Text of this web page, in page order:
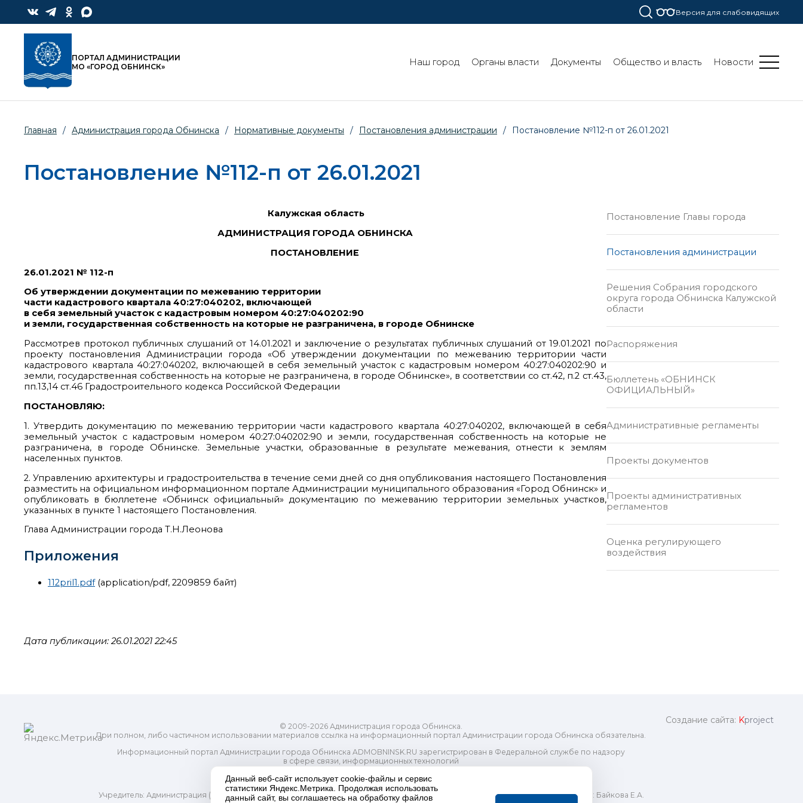
Версия для слабовидящих
ПОРТАЛ АДМИНИСТРАЦИИ
МО «ГОРОД ОБНИНСК»
Наш город Органы власти Документы Общество и власть Новости
Главная / Администрация города Обнинска / Нормативные документы / Постановления администрации / Постановление №112-п от 26.01.2021
Постановление №112-п от 26.01.2021
Калужская область
АДМИНИСТРАЦИЯ ГОРОДА ОБНИНСКА
ПОСТАНОВЛЕНИЕ
26.01.2021 № 112-п
Об утверждении документации по межеванию территории
части кадастрового квартала 40:27:040202, включающей
в себя земельный участок с кадастровым номером 40:27:040202:90
и земли, государственная собственность на которые не разграничена, в городе Обнинске
Рассмотрев протокол публичных слушаний от 14.01.2021 и заключение о результатах публичных слушаний от 19.01.2021 по
проекту постановления Администрации города «Об утверждении документации по межеванию территории части
кадастрового квартала 40:27:040202, включающей в себя земельный участок с кадастровым номером 40:27:040202:90 и
земли, государственная собственность на которые не разграничена, в городе Обнинске», в соответствии со ст.42, п.2 ст.43,
пп.13,14 ст.46 Градостроительного кодекса Российской Федерации
ПОСТАНОВЛЯЮ:
1. Утвердить документацию по межеванию территории части кадастрового квартала 40:27:040202, включающей в себя
земельный участок с кадастровым номером 40:27:040202:90 и земли, государственная собственность на которые не
разграничена, в городе Обнинске. Земельные участки, образованные в результате межевания, отнести к землям
населенных пунктов.
2. Управлению архитектуры и градостроительства в течение семи дней со дня опубликования настоящего Постановления
разместить на официальном информационном портале Администрации муниципального образования «Город Обнинск» и
опубликовать в бюллетене «Обнинск официальный» документацию по межеванию территории земельных участков,
указанных в пункте 1 настоящего Постановления.
Глава Администрации города Т.Н.Леонова
Приложения
112pril1.pdf(application/pdf, 2209859 байт)
Дата публикации: 26.01.2021 22:45
Постановление Главы города
Постановления администрации
Решения Собрания городского
округа города Обнинска Калужской
области
Распоряжения
Бюллетень «ОБНИНСК
ОФИЦИАЛЬНЫЙ»
Административные регламенты
Проекты документов
Проекты административных
регламентов
Оценка регулирующего
воздействия
© 2009-2026 Администрация города Обнинска.
При полном, либо частичном использовании материалов ссылка на информационный портал Администрации города Обнинска обязательна.
Информационный портал Администрации города Обнинска ADMOBNINSK.RU зарегистрирован в Федеральной службе по надзору
в сфере связи, информационных технологий
Свидетельство о регистрации Эл № ФС77-73321
Учредитель: Администрация (исполнительно-распорядительный орган) городского округа "Город Обнинск". Главный редактор: Байкова Е.А.
Создание сайта: Kproject
Данный веб-сайт использует cookie-файлы и сервис
статистики Яндекс.Метрика. Продолжая использовать
данный сайт, вы соглашаетесь на обработку файлов